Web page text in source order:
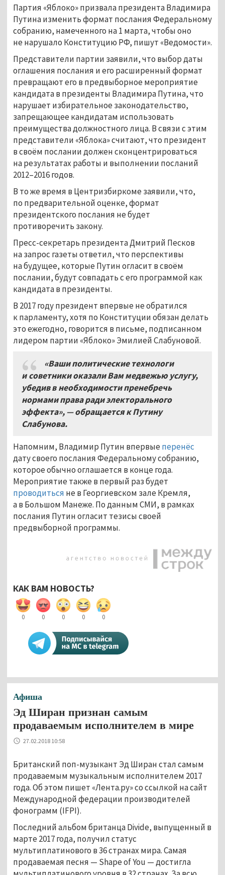
Партия «Яблоко» призвала президента Владимира
Путина изменить формат послания Федеральному
собранию, намеченного на 1 марта, чтобы оно
не нарушало Конституцию РФ, пишут «Ведомости».
Представители партии заявили, что выбор даты
оглашения послания и его расширенный формат
превращают его в предвыборное мероприятие
кандидата в президенты Владимира Путина, что
нарушает избирательное законодательство,
запрещающее кандидатам использовать
преимущества должностного лица. В связи с этим
представители «Яблока» считают, что президент
в своём послании должен сконцентрироваться
на результатах работы и выполнении посланий
2012–2016 годов.
В то же время в Центризбиркоме заявили, что,
по предварительной оценке, формат
президентского послания не будет
противоречить закону.
Пресс-секретарь президента Дмитрий Песков
на запрос газеты ответил, что перспективы
на будущее, которые Путин огласит в своём
послании, будут совпадать с его программой как
кандидата в президенты.
В 2017 году президент впервые не обратился
к парламенту, хотя по Конституции обязан делать
это ежегодно, говорится в письме, подписанном
лидером партии «Яблоко» Эмилией Слабуновой.
«Ваши политические технологи
и советники оказали Вам медвежью услугу,
убедив в необходимости пренебречь
нормами права ради электорального
эффекта», — обращается к Путину
Слабунова.
Напомним, Владимир Путин впервые перенёс
дату своего послания Федеральному собранию,
которое обычно оглашается в конце года.
Мероприятие также в первый раз будет
проводиться не в Георгиевском зале Кремля,
а в Большом Манеже. По данным СМИ, в рамках
послания Путин огласит тезисы своей
предвыборной программы.
КАК ВАМ НОВОСТЬ?
0 0 0 0 0
Афиша
Эд Ширан признан самым
продаваемым исполнителем в мире
27.02.2018 10:58
Британский поп-музыкант Эд Ширан стал самым
продаваемым музыкальным исполнителем 2017
года. Об этом пишет «Лента.ру» со ссылкой на сайт
Международной федерации производителей
фонограмм (IFPI).
Последний альбом британца Divide, выпущенный в
марте 2017 года, получил статус
мультиплатинового в 36 странах мира. Самая
продаваемая песня — Shape of You — достигла